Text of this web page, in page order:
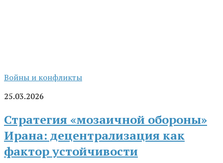
Войны и конфликты
25.03.2026
Стратегия «мозаичной обороны»
Ирана: децентрализация как
фактор устойчивости